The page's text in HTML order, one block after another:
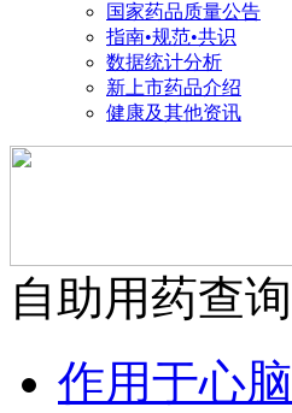
国家药品质量公告
指南•规范•共识
数据统计分析
新上市药品介绍
健康及其他资讯
自助用药查询
作用于心